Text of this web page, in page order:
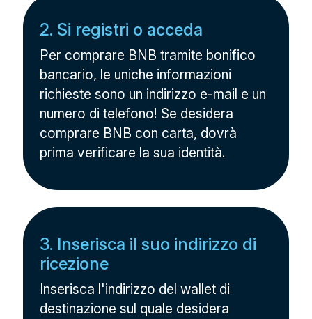
2. Si registri o acceda
Per comprare BNB tramite bonifico
bancario, le uniche informazioni
richieste sono un indirizzo e-mail e un
numero di telefono! Se desidera
comprare BNB con carta, dovrà
prima verificare la sua identità.
3. Inserisca il suo indirizzo di
ricezione
Inserisca l'indirizzo del wallet di
destinazione sul quale desidera